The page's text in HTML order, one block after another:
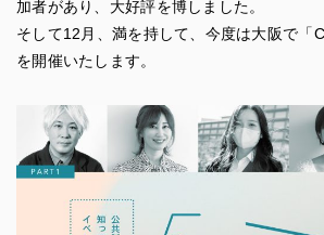
加者があり、大好評を博しました。
そして12月、満を持して、今度は大阪で「
を開催いたします。